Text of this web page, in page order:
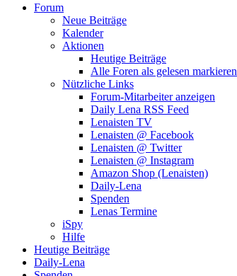
Forum
Neue Beiträge
Kalender
Aktionen
Heutige Beiträge
Alle Foren als gelesen markieren
Nützliche Links
Forum-Mitarbeiter anzeigen
Daily Lena RSS Feed
Lenaisten TV
Lenaisten @ Facebook
Lenaisten @ Twitter
Lenaisten @ Instagram
Amazon Shop (Lenaisten)
Daily-Lena
Spenden
Lenas Termine
iSpy
Hilfe
Heutige Beiträge
Daily-Lena